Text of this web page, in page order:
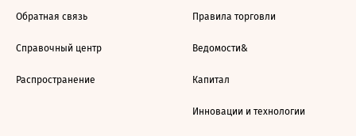
Обратная связь
Справочный центр
Распространение
Правила торговли
Ведомости&
Капитал
Инновации и технологии